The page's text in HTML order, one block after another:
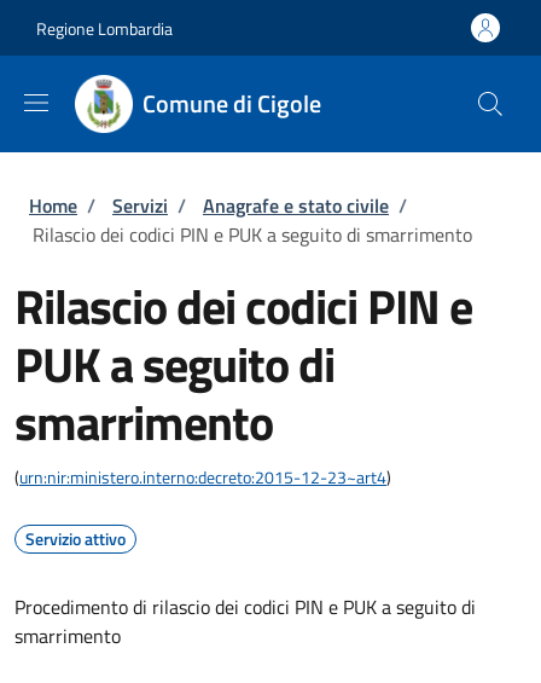
Regione Lombardia
Comune di Cigole
Briciole di pane
Home / Servizi / Anagrafe e stato civile /
Rilascio dei codici PIN e PUK a seguito di smarrimento
Rilascio dei codici PIN e
PUK a seguito di
smarrimento
(urn:nir:ministero.interno:decreto:2015-12-23~art4)
Servizio attivo
Procedimento di rilascio dei codici PIN e PUK a seguito di
smarrimento